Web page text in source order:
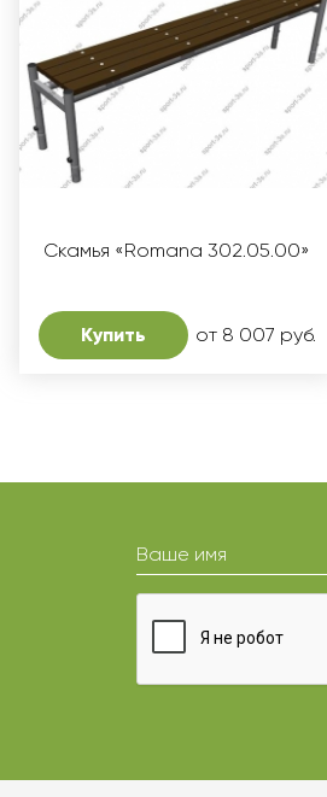
Скамья «Romana 302.05.00»
Купить от 8 007 руб.
Ваше имя